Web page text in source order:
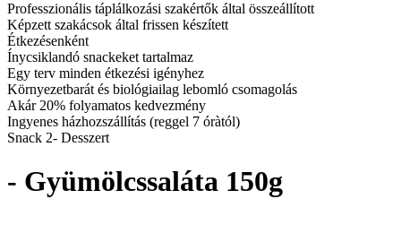
Professzionális táplálkozási szakértők által összeállított
Képzett szakácsok által frissen készített
Étkezésenként
Ínycsiklandó snackeket tartalmaz
Egy terv minden étkezési igényhez
Környezetbarát és biológiailag lebomló csomagolás
Akár 20% folyamatos kedvezmény
Ingyenes házhozszállítás (reggel 7 óràtól)
Snack 2- Desszert
- Gyümölcssaláta 150g